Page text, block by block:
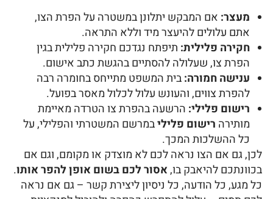
מעצר: אם המבקש יתלונן במשטרה על הפרת הצו,
אתם עלולים להיעצר מיד וללא התראה.
חקירה פלילית: תיפתח נגדכם חקירה פלילית בגין
הפרת צו, שעלולה להסתיים בהגשת כתב אישום.
ענישה חמורה:בית המשפט מתייחס בחומרה רבה
להפרת צווים, והעונש עלול לכלול מאסר בפועל.
רישום פלילי: הרשעה בהפרת צו הטרדה מאיימת
מותירה רישום פליליבמרשם המשטרתי והפלילי, על
כל ההשלכות המכך.
לכן, גם אם הצו נראה לכם לא מוצדק או מקומם, וגם אם
בכוונתכם להיאבק בו,אסור לכם בשום אופן להפר אותו.
כל מגע, כל הודעה, כל ניסיון ליצירת קשר – גם אם נראה